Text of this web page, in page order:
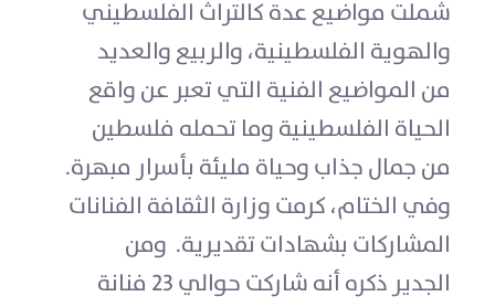
شملت مواضيع عدة كالتراث الفلسطيني
والهوية الفلسطينية، والربيع والعديد
من المواضيع الفنية التي تعبر عن واقع
الحياة الفلسطينية وما تحمله فلسطين
من جمال جذاب وحياة مليئة بأسرار مبهرة.
وفي الختام، كرمت وزارة الثقافة الفنانات
المشاركات بشهادات تقديرية. ومن
الجدير ذكره أنه شاركت حوالي 23 فنانة